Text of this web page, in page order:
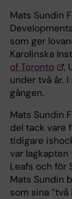
Mats Sundin
som ger
Karolinska
of Toronto
,
under två år.
gången.
Mats Sundin
del tack vare
tidigare
var lagkapten
Leafs och för
Mats Sundin
som sina ”två